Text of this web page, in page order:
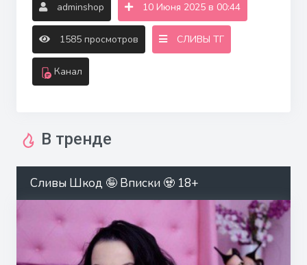
adminshop 10 Июня 2025 в 00:44
1585 просмотров СЛИВЫ ТГ
Канал
В тренде
Сливы Шкод 🤪 Вписки 🧟 18+